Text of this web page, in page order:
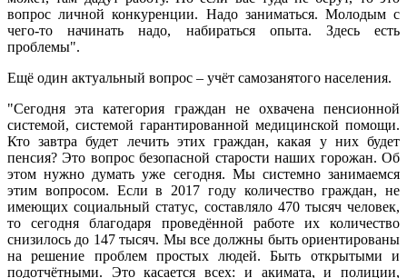
вопрос личной конкуренции. Надо заниматься. Молодым с
чего-то начинать надо, набираться опыта. Здесь есть
проблемы".
Ещё один актуальный вопрос – учёт самозанятого населения.
"Сегодня эта категория граждан не охвачена пенсионной
системой, системой гарантированной медицинской помощи.
Кто завтра будет лечить этих граждан, какая у них будет
пенсия? Это вопрос безопасной старости наших горожан. Об
этом нужно думать уже сегодня. Мы системно занимаемся
этим вопросом. Если в 2017 году количество граждан, не
имеющих социальный статус, составляло 470 тысяч человек,
то сегодня благодаря проведённой работе их количество
снизилось до 147 тысяч. Мы все должны быть ориентированы
на решение проблем простых людей. Быть открытыми и
подотчётными. Это касается всех: и акимата, и полиции,